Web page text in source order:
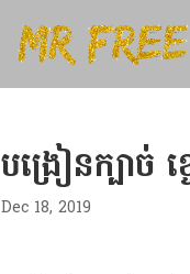
បង្រៀនក្បាច់ ខ្
Dec 18, 2019